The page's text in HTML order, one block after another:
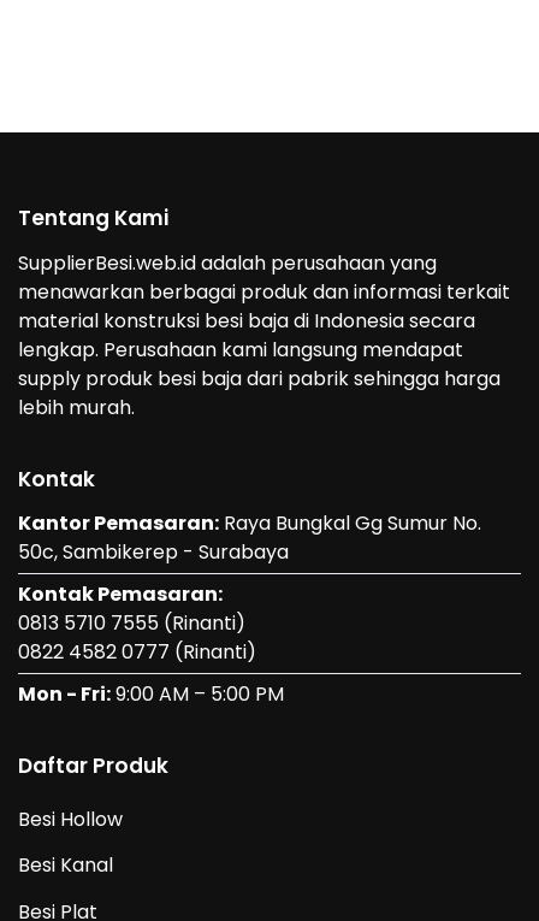
Tentang Kami
SupplierBesi.web.id adalah perusahaan yang
menawarkan berbagai produk dan informasi terkait
material konstruksi besi baja di Indonesia secara
lengkap. Perusahaan kami langsung mendapat
supply produk besi baja dari pabrik sehingga harga
lebih murah.
Kontak
Kantor Pemasaran: Raya Bungkal Gg Sumur No.
50c, Sambikerep - Surabaya
Kontak Pemasaran:
0813 5710 7555 (Rinanti)
0822 4582 0777 (Rinanti)
Mon - Fri:9:00 AM – 5:00 PM
Daftar Produk
Besi Hollow
Besi Kanal
Besi Plat